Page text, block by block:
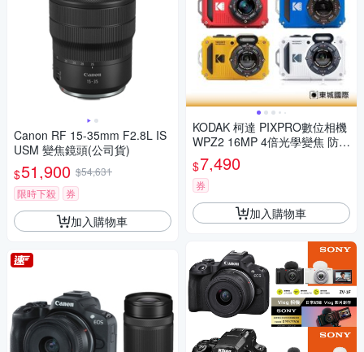
Canon RF 15-35mm F2.8L IS
USM 變焦鏡頭(公司貨)
$51,900 $54,631
限時下殺
券
加入購物車
KODAK 柯達 PIXPRO數位相機
WPZ2 16MP 4倍光學變焦 防水
數位相機 公司貨
$7,490
券
加入購物車